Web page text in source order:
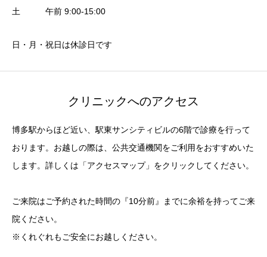
土 午前 9:00-15:00
日・月・祝日は休診日です
クリニックへのアクセス
博多駅からほど近い、駅東サンシティビルの6階で診療を行って
おります。お越しの際は、公共交通機関をご利用をおすすめいた
します。詳しくは「アクセスマップ」をクリックしてください。
ご来院はご予約された時間の『10分前』までに余裕を持ってご来
院ください。
※くれぐれもご安全にお越しください。